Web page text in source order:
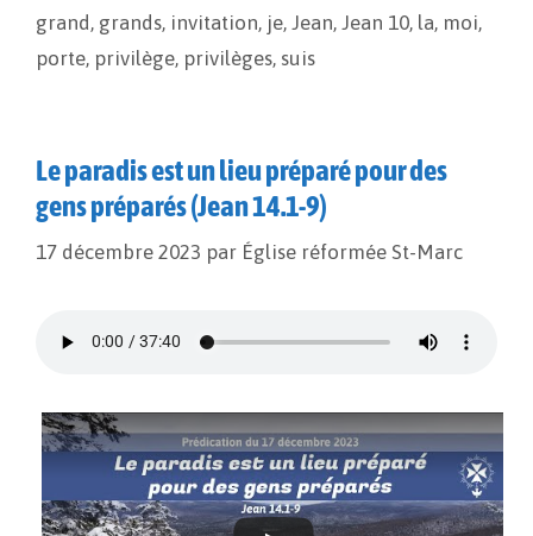
e
grand , grands, invitation, je, Jean, Jean 10, la, moi,
porte, privilège, privilèges, suis
Le paradis est un lieu préparé pour des
gens préparés (Jean 14.1-9)
17 décembre 2023 par Église réformée St-Marc